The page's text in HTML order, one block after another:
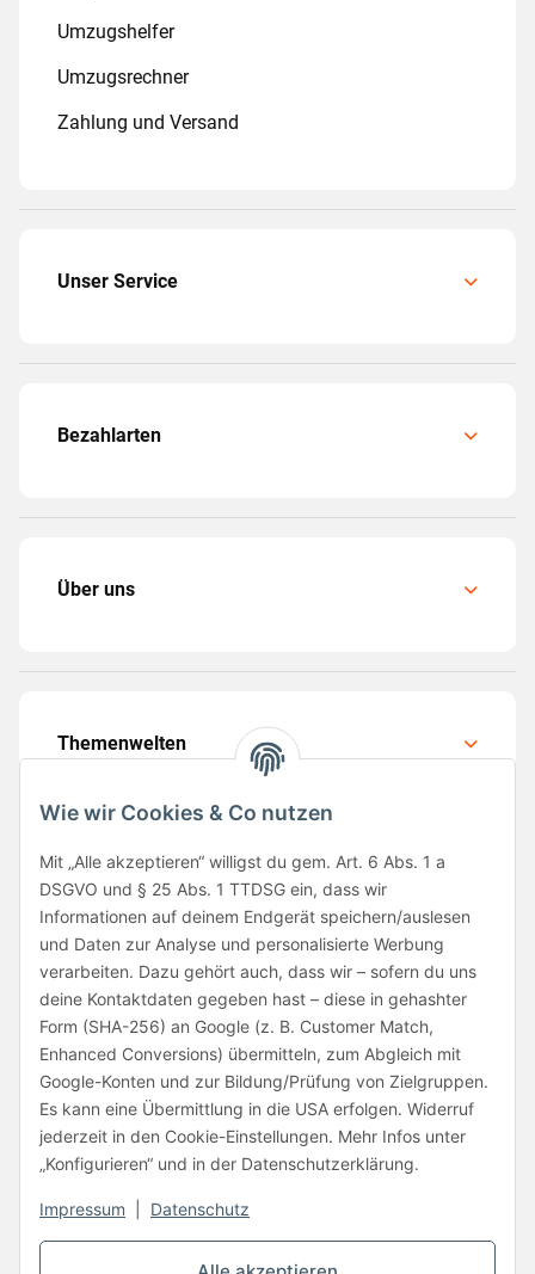
Wie wir Cookies & Co nutzen
Mit „Alle akzeptieren“ willigst du gem. Art. 6 Abs. 1 a
DSGVO und § 25 Abs. 1 TTDSG ein, dass wir
Informationen auf deinem Endgerät speichern/auslesen
und Daten zur Analyse und personalisierte Werbung
verarbeiten. Dazu gehört auch, dass wir – sofern du uns
deine Kontaktdaten gegeben hast – diese in gehashter
Form (SHA-256) an Google (z. B. Customer Match,
Enhanced Conversions) übermitteln, zum Abgleich mit
Google-Konten und zur Bildung/Prüfung von Zielgruppen.
Es kann eine Übermittlung in die USA erfolgen. Widerruf
jederzeit in den Cookie-Einstellungen. Mehr Infos unter
„Konfigurieren“ und in der Datenschutzerklärung.
Impressum Datenschutz
Umzugshelfer
Umzugsrechner
Zahlung und Versand
Unser Service
Bezahlarten
Über uns
Themenwelten
Folge uns
Unsere Partner